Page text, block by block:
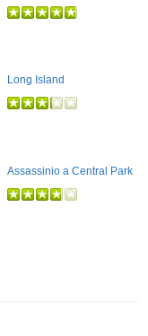
Long Island
Assassinio a Central Park